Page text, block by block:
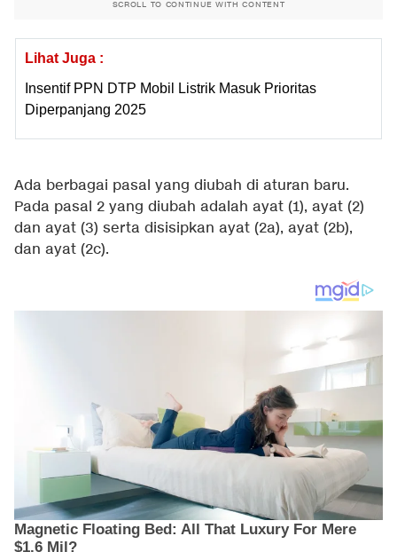
SCROLL TO CONTINUE WITH CONTENT
Lihat Juga :
Insentif PPN DTP Mobil Listrik Masuk Prioritas
Diperpanjang 2025
Ada berbagai pasal yang diubah di aturan baru.
Pada pasal 2 yang diubah adalah ayat (1), ayat (2)
dan ayat (3) serta disisipkan ayat (2a), ayat (2b),
dan ayat (2c).